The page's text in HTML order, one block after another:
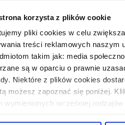
korzysta z plików cookie
pliki cookies w celu
treści reklamowych naszym
takim jak: media
są w oparciu o prawnie
Niektóre z plików cookies
możesz zapoznać się poniżej.
wymienionych wcześniej